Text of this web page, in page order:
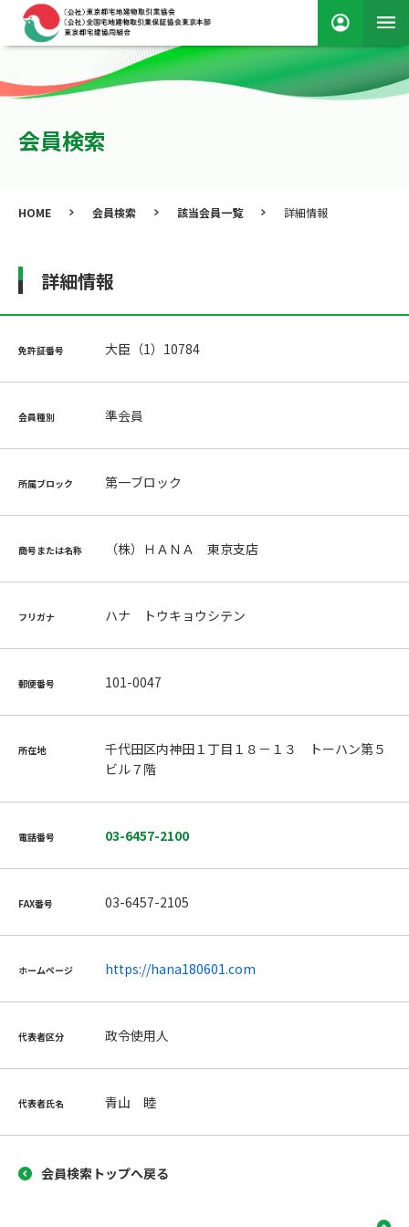
会員検索
HOME 会員検索 該当会員一覧 詳細情報
詳細情報
免許証番号 大臣（1）10784
会員種別 準会員
所属ブロック 第一ブロック
商号または名称 （株）ＨＡＮＡ 東京支店
フリガナ ハナ トウキョウシテン
郵便番号 101-0047
所在地
千代田区内神田１丁目１８－１３ トーハン第５
ビル７階
電話番号 03-6457-2100
FAX番号 03-6457-2105
ホームページ https://hana180601.com
代表者区分 政令使用人
代表者氏名 青山 睦
会員検索トップへ戻る